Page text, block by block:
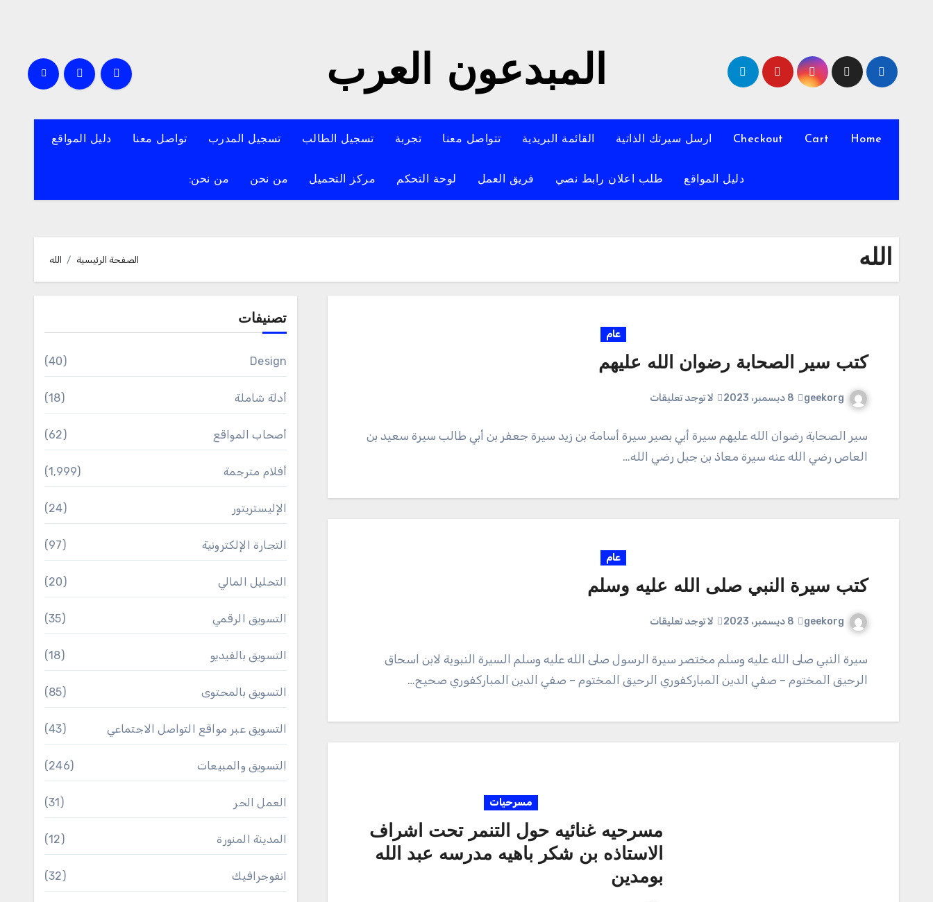
المبدعون العرب
Home
Cart
Checkout ارسل سيرتك الذاتية القائمة البريدية تتواصل معنا تجربة تسجيل الطالب تسجيل المدرب تواصل معنا دليل المواقع
دليل المواقع طلب اعلان رابط نصي فريق العمل لوحة التحكم مركز التحميل من نحن من نحن:
الله الصفحة الرئيسية الله
عام
كتب سير الصحابة رضوان الله عليهم
geekorg 8 ديسمبر، 2023 لا توجد تعليقات
سير الصحابة رضوان الله عليهم سيرة أبي بصير سيرة أسامة بن زيد سيرة جعفر بن أبي طالب سيرة سعيد بن
العاص رضي الله عنه سيرة معاذ بن جبل رضي الله…
عام
كتب سيرة النبي صلى الله عليه وسلم
geekorg 8 ديسمبر، 2023 لا توجد تعليقات
سيرة النبي صلى الله عليه وسلم مختصر سيرة الرسول صلى الله عليه وسلم السيرة النبوية لابن اسحاق
الرحيق المختوم – صفي الدين المباركفوري الرحيق المختوم – صفي الدين المباركفوري صحيح…
مسرحيات
مسرحيه غنائيه حول التنمر تحت اشراف
الاستاذه بن شكر باهيه مدرسه عبد الله
بومدين
تصنيفات
Design
(40)
أدلة شاملة (18)
أصحاب المواقع (62)
أفلام مترجمة (1٬999)
الإليستريتور (24)
التجارة الإلكترونية (97)
التحليل المالي (20)
التسويق الرقمي (35)
التسويق بالفيديو (18)
التسويق بالمحتوى (85)
التسويق عبر مواقع التواصل الاجتماعي (43)
التسويق والمبيعات (246)
العمل الحر (31)
المدينة المنورة (12)
انفوجرافيك (32)